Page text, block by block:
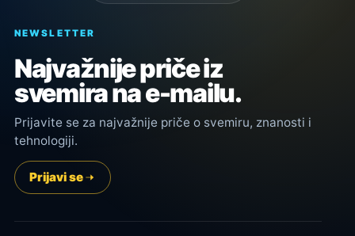
NEWSLETTER
Najvažnije priče iz
svemira na e-mailu.
Prijavite se za najvažnije priče o svemiru, znanosti i
tehnologiji.
Prijavi se